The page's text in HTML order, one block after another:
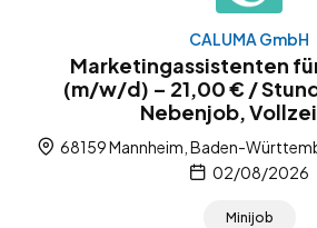
CALUMA GmbH
Marketingassistenten
(m/w/d) – 21,00 € /
Nebenjob,
68159 Mannheim, Baden-
02/08/2026
Minijob